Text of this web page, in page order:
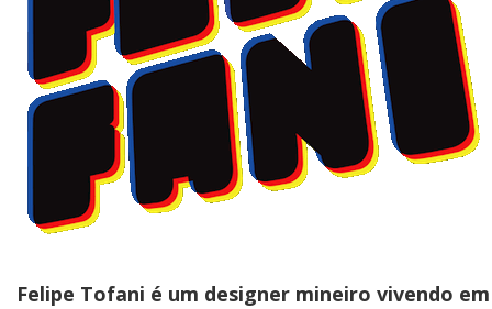
Felipe Tofani é um designer mineiro vivendo em